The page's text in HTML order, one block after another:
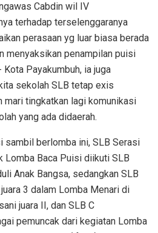
Cabdin wil IV
terhadap terselenggaranya
perasaan yg luar biasa berada
menyaksikan penampilan puisi
Payakumbuh, ia juga
sekolah SLB tetap exis
mari tingkatkan lagi komunikasi
yang ada didaerah.
sambil berlomba ini, SLB Serasi
Lomba Baca Puisi diikuti SLB
Anak Bangsa, sedangkan SLB
3 dalam Lomba Menari di
juara II, dan SLB C
pemuncak dari kegiatan Lomba